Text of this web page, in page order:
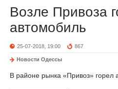
Возле Привоза
автомобиль
25-07-2018, 19:00 867
Новости Одессы
В районе рынка «Привоз» горел